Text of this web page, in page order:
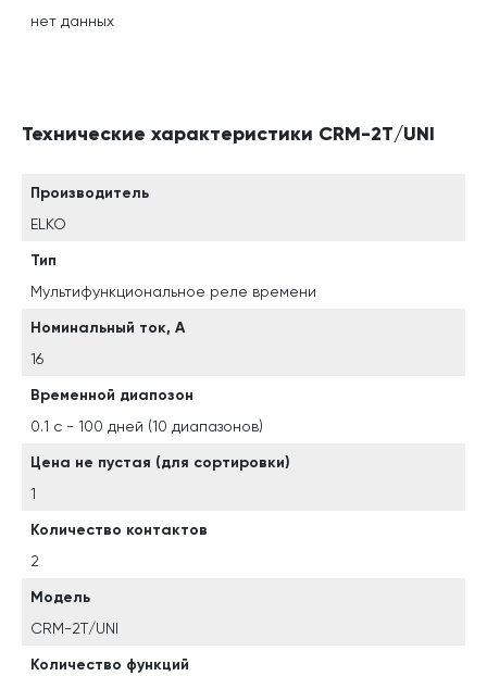
нет данных
Технические характеристики CRM-2T/UNI
Производитель
ELKO
Тип
Мультифункциональное реле времени
Номинальный ток, А
16
Временной диапозон
0.1 с - 100 дней (10 диапазонов)
Цена не пустая (для сортировки)
1
Количество контактов
2
Модель
CRM-2T/UNI
Количество функций